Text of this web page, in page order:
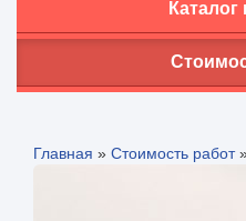
Главная » Стоимость работ